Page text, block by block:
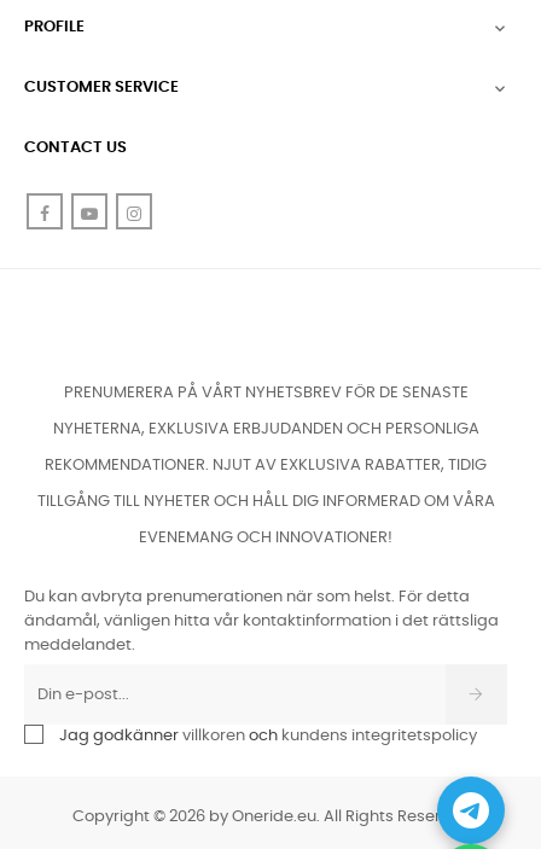
PROFILE 
CUSTOMER SERVICE 
CONTACT US
FacebookYouTube
PRENUMERERA PÅ VÅRT NYHETSBREV FÖR DE SENASTE
NYHETERNA, EXKLUSIVA ERBJUDANDEN OCH PERSONLIGA
REKOMMENDATIONER. NJUT AV EXKLUSIVA RABATTER, TIDIG
TILLGÅNG TILL NYHETER OCH HÅLL DIG INFORMERAD OM VÅRA
EVENEMANG OCH INNOVATIONER!
Du kan avbryta prenumerationen när som helst. För detta
ändamål, vänligen hitta vår kontaktinformation i det rättsliga
meddelandet.
Jag godkänner villkoren och kundens integritetspolicy
Copyright © 2026 by Oneride.eu. All Rights Reserved